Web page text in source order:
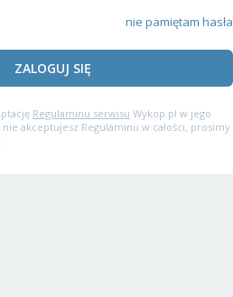
nie pamiętam hasła
ZALOGUJ SIĘ
Regulaminu serwisu Wykop.pl w jego
akceptujesz Regulaminu w całości, prosimy